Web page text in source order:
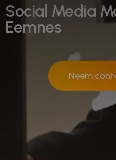
Social Media
Eemnes
Neem